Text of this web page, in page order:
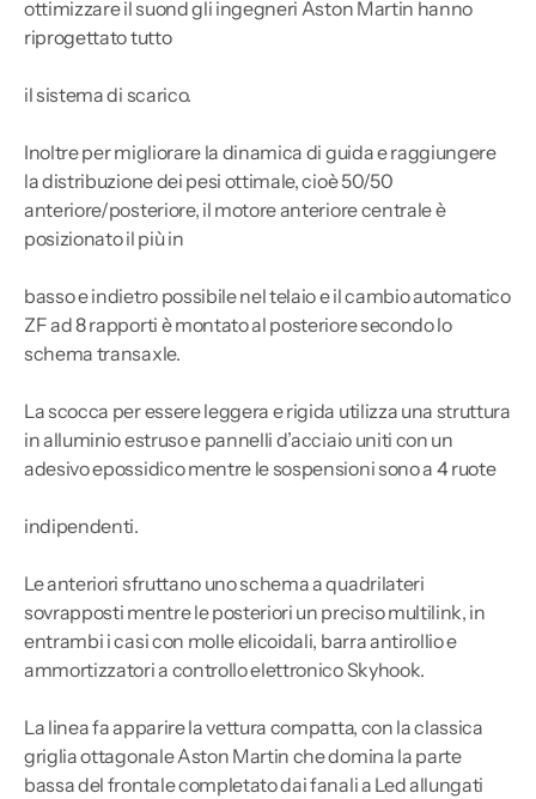
ottimizzare il suond gli ingegneri Aston Martin hanno
riprogettato tutto
il sistema di scarico.
Inoltre per migliorare la dinamica di guida e raggiungere
la distribuzione dei pesi ottimale, cioè 50/50
anteriore/posteriore, il motore anteriore centrale è
posizionato il più in
basso e indietro possibile nel telaio e il cambio automatico
ZF ad 8 rapporti è montato al posteriore secondo lo
schema transaxle.
La scocca per essere leggera e rigida utilizza una struttura
in alluminio estruso e pannelli d’acciaio uniti con un
adesivo epossidico mentre le sospensioni sono a 4 ruote
indipendenti.
Le anteriori sfruttano uno schema a quadrilateri
sovrapposti mentre le posteriori un preciso multilink, in
entrambi i casi con molle elicoidali, barra antirollio e
ammortizzatori a controllo elettronico Skyhook.
La linea fa apparire la vettura compatta, con la classica
griglia ottagonale Aston Martin che domina la parte
bassa del frontale completato dai fanali a Led allungati